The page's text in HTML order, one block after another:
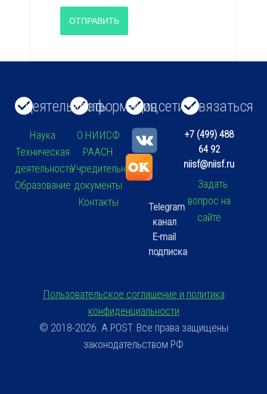
ОТПРАВИТЬ
Деятельность
Наука
Техническая
деятельность
Образование
Информация
О НИИСФ
РААСН
Учредительные
документы
Контакты
Соцсети
Telegram
канал
E-mail
подписка
Связаться
+7 (499) 488
64 92
niisf@niisf.ru
Задать
вопрос на
сайте
Пользовательское соглашение и политика
конфиденциальности
© 2018-2026. A.POST. Все права защищены
законодательством РФ